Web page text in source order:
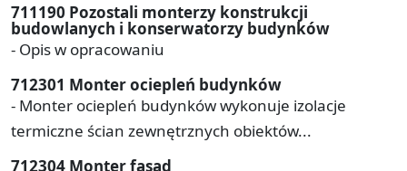
711190 Pozostali monterzy konstrukcji
budowlanych i konserwatorzy budynków
- Opis w opracowaniu
712301 Monter ociepleń budynków
- Monter ociepleń budynków wykonuje izolacje
termiczne ścian zewnętrznych obiektów...
712304 Monter fasad